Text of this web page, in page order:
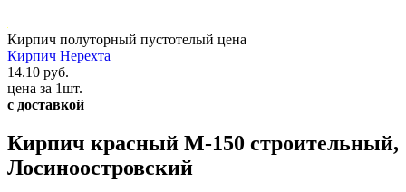
Кирпич полуторный пустотелый цена
Кирпич Нерехта
14.10 руб.
цена за 1шт.
с доставкой
Кирпич красный М-150 строительный,
Лосиноостровский